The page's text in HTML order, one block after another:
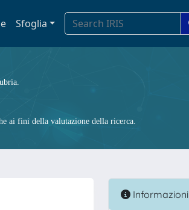
Sfoglia
ai fini della valutazione della ricerca.
Informazioni